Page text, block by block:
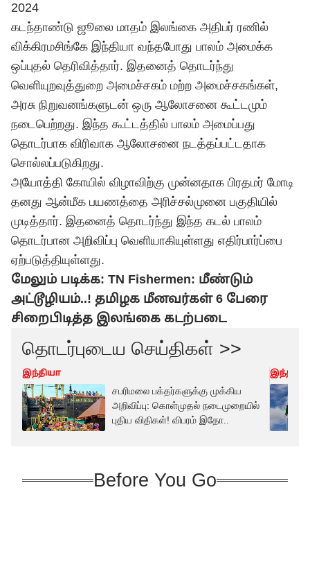
2024
கடந்தாண்டு ஜூலை மாதம் இலங்கை அதிபர் ரணில்
விக்கிரமசிங்கே இந்தியா வந்தபோது பாலம் அமைக்க
ஒப்புதல் தெரிவித்தார். இதனைத் தொடர்ந்து
வெளியுறவுத்துறை அமைச்சகம் மற்ற அமைச்சகங்கள்,
அரசு நிறுவனங்களுடன் ஒரு ஆலோசனை கூட்டமும்
நடைபெற்றது. இந்த கூட்டத்தில் பாலம் அமைப்பது
தொடர்பாக விரிவாக ஆலோசனை நடத்தப்பட்டதாக
சொல்லப்படுகிறது.
அயோத்தி கோயில் விழாவிற்கு முன்னதாக பிரதமர் மோடி
தனது ஆன்மீக பயணத்தை அரிச்சல்முனை பகுதியில்
முடித்தார். இதனைத் தொடர்ந்து இந்த கடல் பாலம்
தொடர்பான அறிவிப்பு வெளியாகியுள்ளது எதிர்பார்ப்பை
ஏற்படுத்தியுள்ளது.
மேலும் படிக்க: TN Fishermen: மீண்டும்
அட்டூழியம்..! தமிழக மீனவர்கள் 6 பேரை
சிறைபிடித்த இலங்கை கடற்படை
தொடர்புடைய செய்திகள் >>
இந்தியா
சபரிமலை பக்தர்களுக்கு முக்கிய
அறிவிப்பு: கொள்முதல் நடைமுறையில்
புதிய விதிகள்! விபரம் இதோ..
இந்தியா
Before You Go